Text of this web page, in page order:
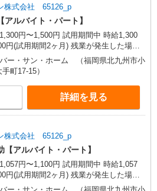
株式会社 65126_p
アルバイト・パート】
〜1,500円 試用期間中 時給1,300
用期間2ヶ月) 残業が発生した場
代を1分単位で別途支給します。
ー・サン・ホーム （福岡県北九州市小
町17-15）
詳細を見る
株式会社 65126_p
【アルバイト・パート】
〜1,100円 試用期間中 時給1,057
用期間2ヶ月) 残業が発生した場
代を1分単位で別途支給します。